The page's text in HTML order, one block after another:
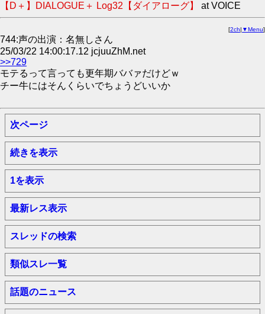
【D＋】DIALOGUE＋ Log32【ダイアローグ】 at VOICE
[2ch| ▼Menu]
744:声の出演：名無しさん
25/03/22 14:00:17.12 jcjuuZhM.net
>>729
モテるって言っても更年期ババァだけどｗ
チー牛にはそんくらいでちょうどいいか
次ページ
続きを表示
1を表示
最新レス表示
スレッドの検索
類似スレ一覧
話題のニュース